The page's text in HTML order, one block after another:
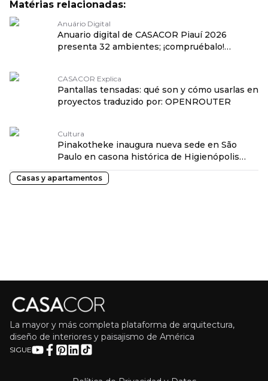
Matérias relacionadas:
Anuário Digital
Anuario digital de CASACOR Piauí 2026
presenta 32 ambientes; ¡compruébalo!
CASACOR Explica
Pantallas tensadas: qué son y cómo usarlas en
proyectos traduzido por: OPENROUTER
Cultura
Pinakotheke inaugura nueva sede en São
Paulo en casona histórica de Higienópolis
traduzido por: OPENROUTER
Casas y apartamentos
La mayor y más completa plataforma de arquitectura,
diseño de interiores y paisajismo de América
SIGUE